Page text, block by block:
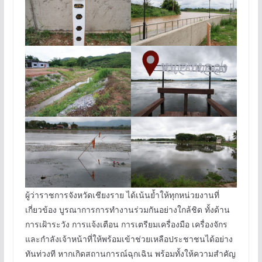
ผู้ว่าราชการจังหวัดเชียงราย ได้เน้นย้ำให้ทุกหน่วยงานที่
เกี่ยวข้อง บูรณาการการทำงานร่วมกันอย่างใกล้ชิด ทั้งด้าน
การเฝ้าระวัง การแจ้งเตือน การเตรียมเครื่องมือ เครื่องจักร
และกำลังเจ้าหน้าที่ให้พร้อมเข้าช่วยเหลือประชาชนได้อย่าง
ทันท่วงที หากเกิดสถานการณ์ฉุกเฉิน พร้อมทั้งให้ความสำคัญ